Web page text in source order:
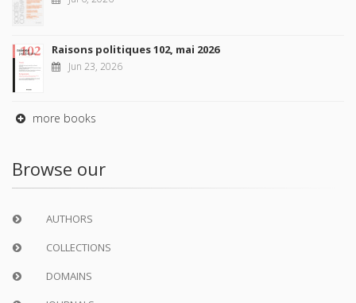
Raisons politiques 102, mai 2026
Jun 23, 2026
more books
Browse our
AUTHORS
COLLECTIONS
DOMAINS